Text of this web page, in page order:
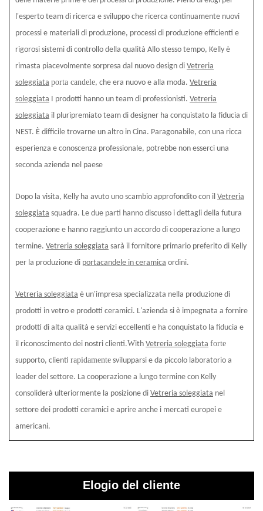
l'esperto team di ricerca e sviluppo che ricerca continuamente nuovi
processi e materiali di produzione, processi di produzione efficienti e
rigorosi sistemi di controllo della qualità Allo stesso tempo, Kelly è
rimasta piacevolmente sorpresa dal nuovo design di Vetreria
soleggiata porta candele, che era nuovo e alla moda. Vetreria
soleggiata I prodotti hanno un team di professionisti. Vetreria
soleggiata il pluripremiato team di designer ha conquistato la fiducia di
NEST. È difficile trovarne un altro in Cina. Paragonabile, con una ricca
esperienza e conoscenza professionale, potrebbe non esserci una
seconda azienda nel paese
Dopo la visita, Kelly ha avuto uno scambio approfondito con il Vetreria
soleggiata squadra. Le due parti hanno discusso i dettagli della futura
cooperazione e hanno raggiunto un accordo di cooperazione a lungo
termine. Vetreria soleggiata sarà il fornitore primario preferito di Kelly
per la produzione di portacandele in ceramica ordini.
Vetreria soleggiata è un'impresa specializzata nella produzione di
prodotti in vetro e prodotti ceramici. L'azienda si è impegnata a fornire
prodotti di alta qualità e servizi eccellenti e ha conquistato la fiducia e
il riconoscimento dei nostri clienti.With Vetreria soleggiata forte
supporto, clienti rapidamente svilupparsi e da piccolo laboratorio a
leader del settore. La cooperazione a lungo termine con Kelly
consoliderà ulteriormente la posizione di Vetreria soleggiata nel
settore dei prodotti ceramici e aprire anche i mercati europei e
americani.
Elogio del cliente